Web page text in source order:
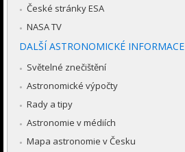
České stránky ESA
NASA TV
DALŠÍ ASTRONOMICKÉ INFORMACE
Světelné znečištění
Astronomické výpočty
Rady a tipy
Astronomie v médiích
Mapa astronomie v Česku